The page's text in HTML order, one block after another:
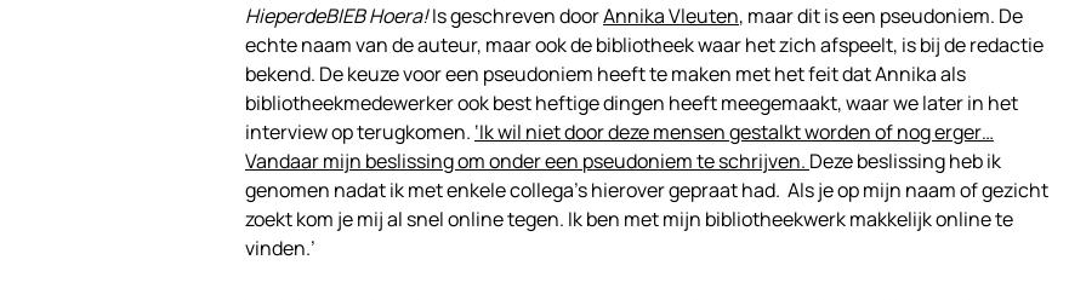
HieperdeBIEB Hoera!Is geschreven doorAnnika Vleuten, maar dit is een pseudoniem. De
echte naam van de auteur, maar ook de bibliotheek waar het zich afspeelt, is bij de redactie
bekend. De keuze voor een pseudoniem heeft te maken met het feit dat Annika als
bibliotheekmedewerker ook best heftige dingen heeft meegemaakt, waar we later in het
interview op terugkomen. ‘Ik wil niet door deze mensen gestalkt worden of nog erger…
Vandaar mijn beslissing om onder een pseudoniem te schrijven. Deze beslissing heb ik
genomen nadat ik met enkele collega’s hierover gepraat had. Als je op mijn naam of gezicht
zoekt kom je mij al snel online tegen. Ik ben met mijn bibliotheekwerk makkelijk online te
vinden.’